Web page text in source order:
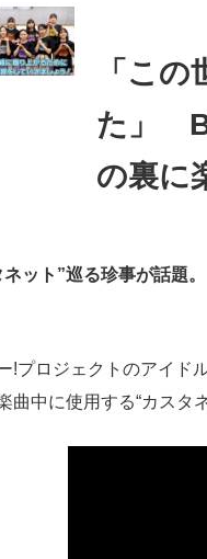
ジネスと働き方のヒント
ITエンジニア向け専門サイト
「こ
た」
の裏に
ット”巡る珍事が話題。
!プロジェクトのアイド
曲中に使用する“カスタ